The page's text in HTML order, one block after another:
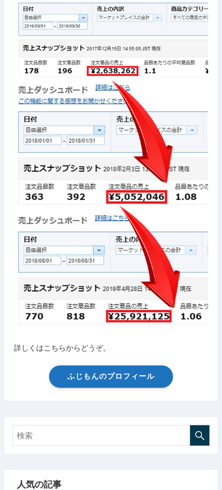
詳しくはこちらからどうぞ。
ふじもんのプロフィール
人気の記事